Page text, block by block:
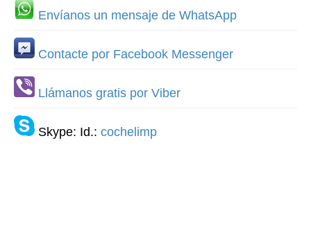
Envíanos un mensaje de WhatsApp
Contacte por Facebook Messenger
Llámanos gratis por Viber
Skype: Id.: cochelimp